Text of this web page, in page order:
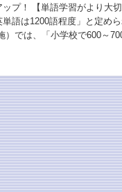
プ！ 【単語学習がより大
語は1200語程度」と定め
では、「小学校で600～